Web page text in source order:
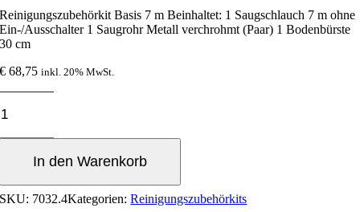
Reinigungszubehörkit Basis 7 m Beinhaltet: 1 Saugschlauch 7 m ohne
Ein-/Ausschalter 1 Saugrohr Metall verchrohmt (Paar) 1 Bodenbürste
30 cm
€ 68,75 inkl. 20% MwSt.
In den Warenkorb
SKU: 7032.4Kategorien:Reinigungszubehörkits